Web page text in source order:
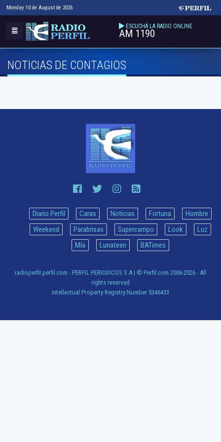
Monday 10 de August de 2026
ESCUCHÁ LA RADIO ONLINE
AM 1190
NOTICIAS DE CONTAGIOS
Diario Perfil Caras Noticias Fortuna
Hombre
Weekend
Parabrisas Supercampo Look
Luz
Mía
Lunateen BATimes
radioperfil.perfil.com - PERFIL PERIODICOS S.A | © Perfil.com 2006-2026 - All
rights reserved
Intellectual Property Registry Number 5346433